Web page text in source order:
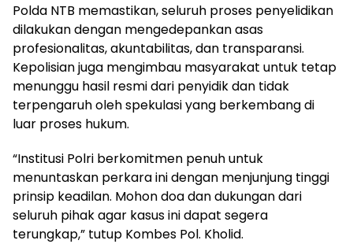
Polda NTB memastikan, seluruh proses penyelidikan
dilakukan dengan mengedepankan asas
profesionalitas, akuntabilitas, dan transparansi.
Kepolisian juga mengimbau masyarakat untuk tetap
menunggu hasil resmi dari penyidik dan tidak
terpengaruh oleh spekulasi yang berkembang di
luar proses hukum.
“Institusi Polri berkomitmen penuh untuk
menuntaskan perkara ini dengan menjunjung tinggi
prinsip keadilan. Mohon doa dan dukungan dari
seluruh pihak agar kasus ini dapat segera
terungkap,” tutup Kombes Pol. Kholid.